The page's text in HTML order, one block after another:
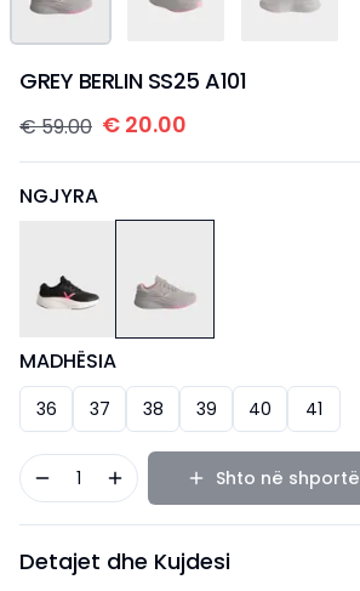
GREY BERLIN SS25 A101
€59.00 € 20.00
NGJYRA
MADHËSIA
36 37 38 39 40 41
1 Shto në shportë
Detajet dhe Kujdesi